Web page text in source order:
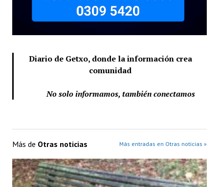
Diario de Getxo, donde la información crea
comunidad
No solo informamos, también conectamos
Más de Otras noticias Más entradas en Otras noticias »